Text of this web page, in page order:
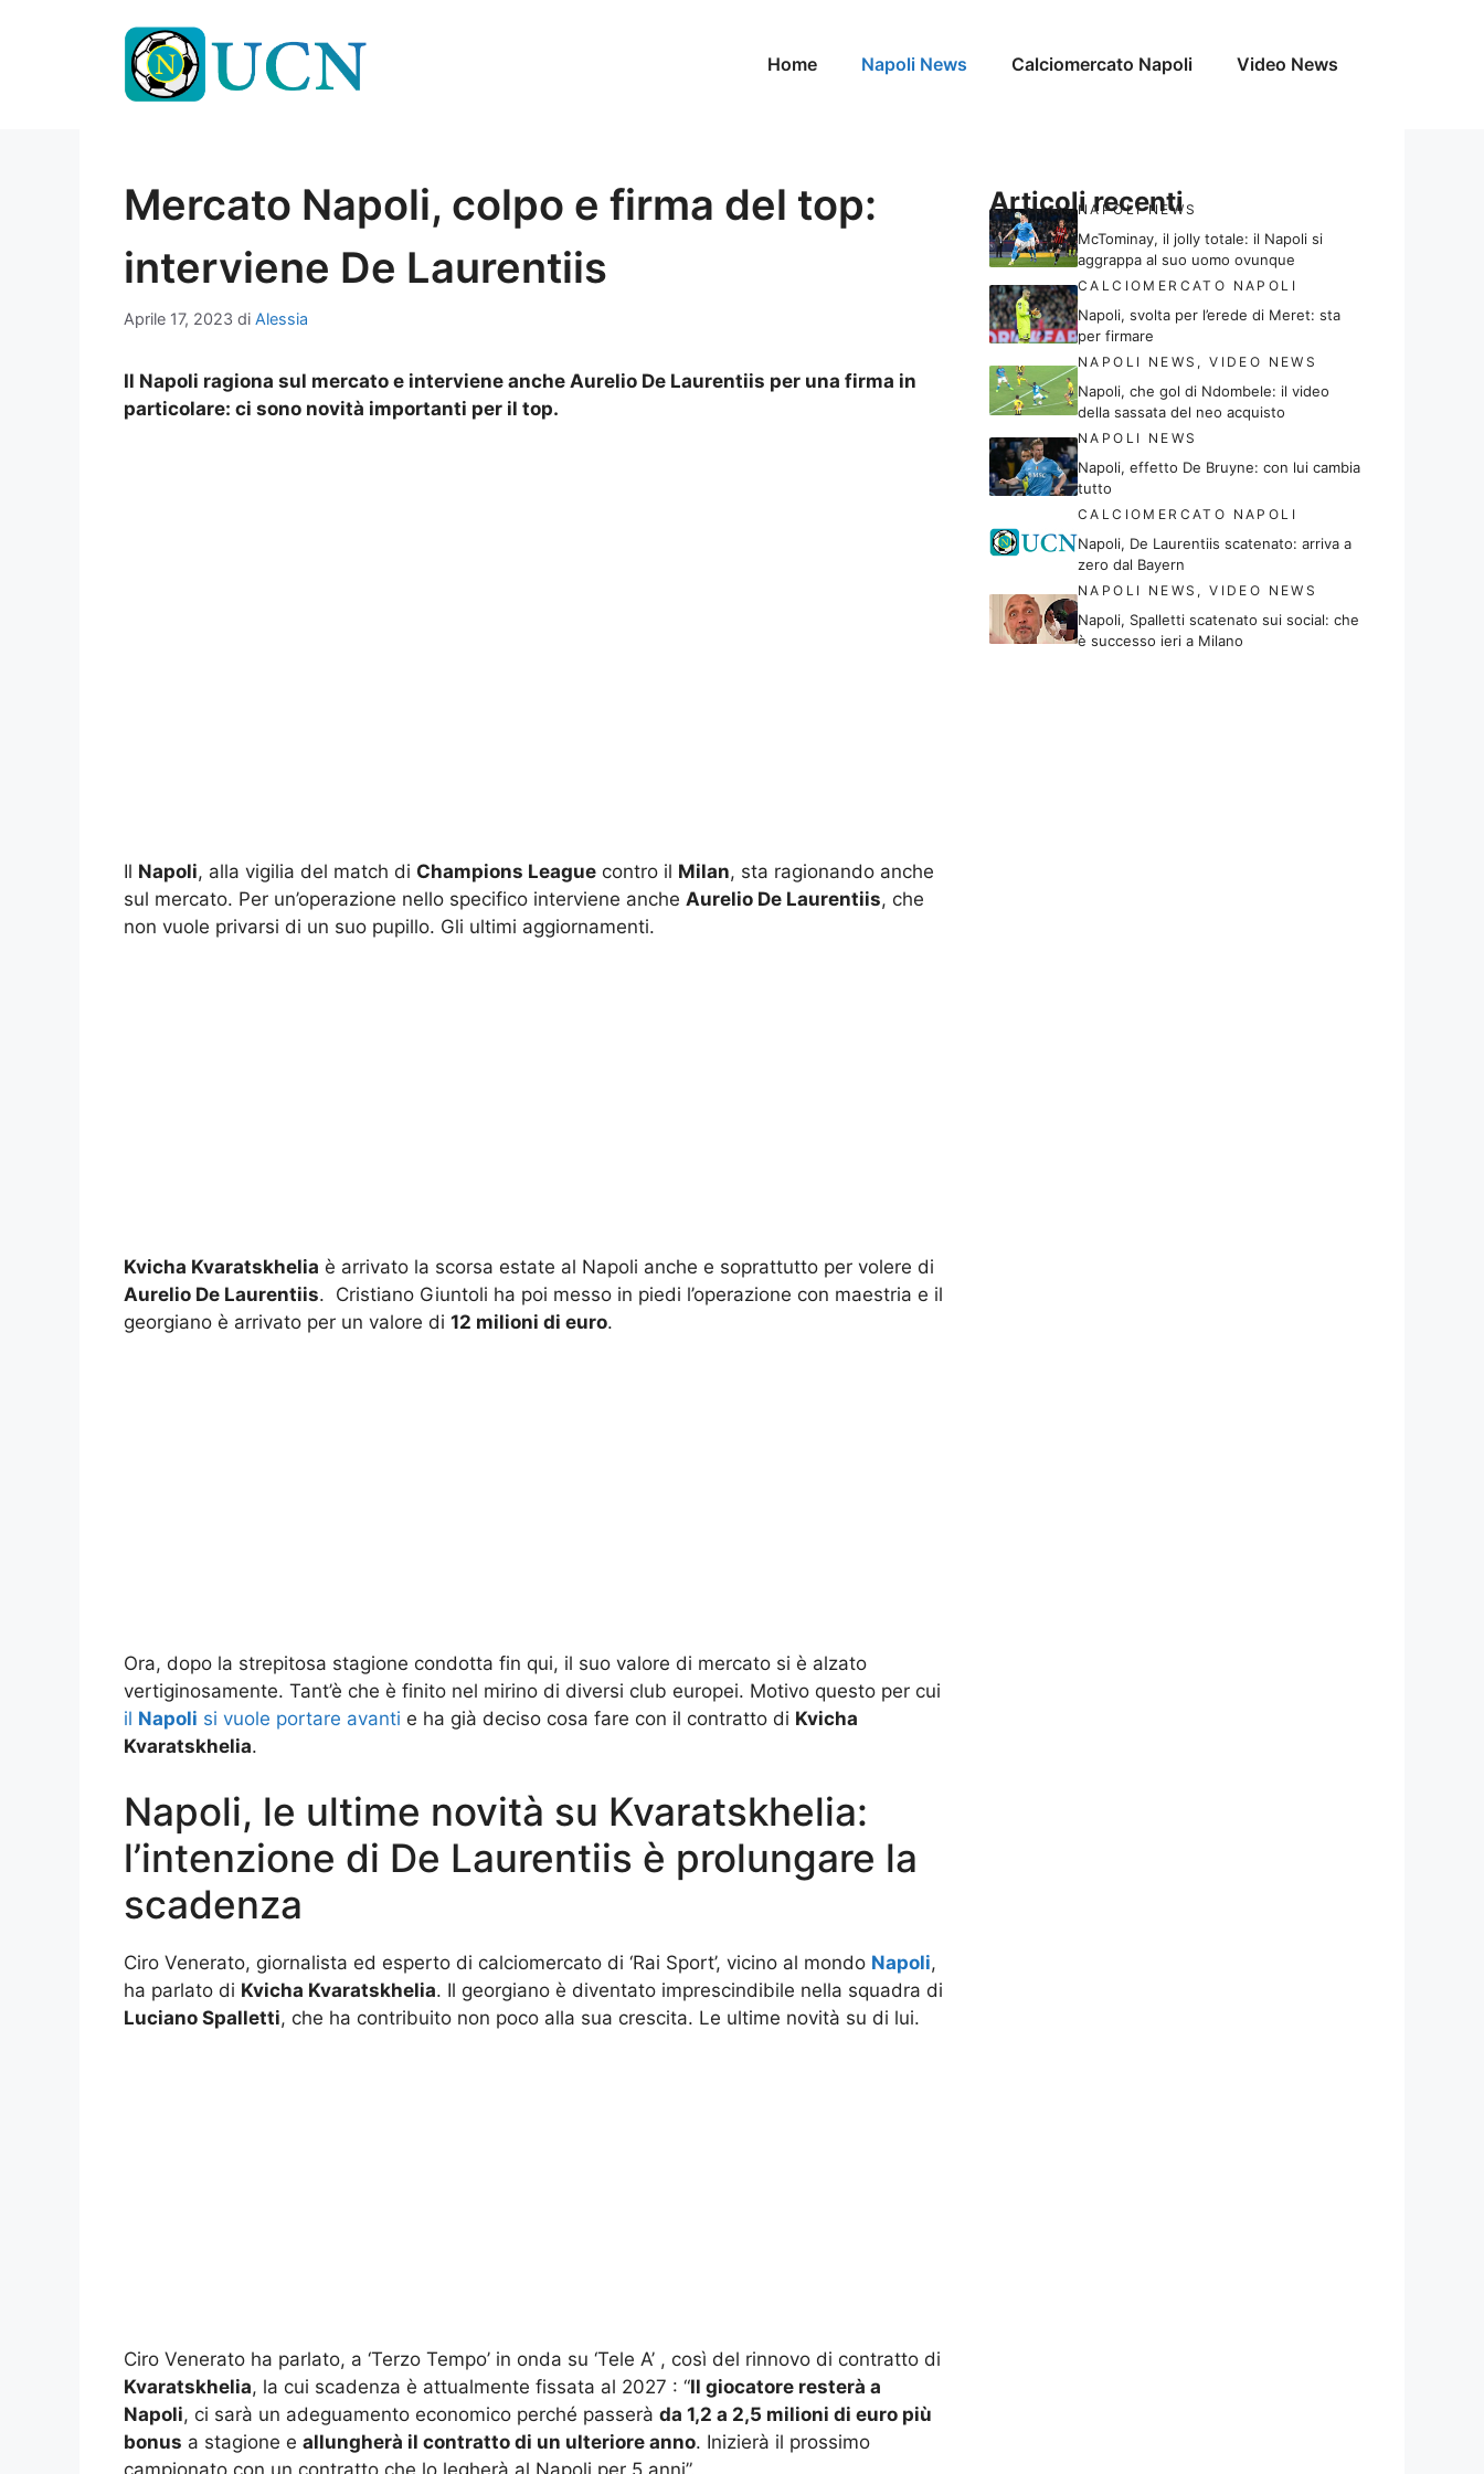
Home Napoli News Calciomercato Napoli Video News
Mercato Napoli, colpo e firma del top:
interviene De Laurentiis
Aprile 17, 2023 di Alessia
Il Napoli ragiona sul mercato e interviene anche Aurelio De Laurentiis per una firma in
particolare: ci sono novità importanti per il top.
Il Napoli, alla vigilia del match di Champions League contro il Milan, sta ragionando anche
sul mercato. Per un’operazione nello specifico interviene anche Aurelio De Laurentiis, che
non vuole privarsi di un suo pupillo. Gli ultimi aggiornamenti.
Kvicha Kvaratskhelia è arrivato la scorsa estate al Napoli anche e soprattutto per volere di
Aurelio De Laurentiis. Cristiano Giuntoli ha poi messo in piedi l’operazione con maestria e il
georgiano è arrivato per un valore di 12 milioni di euro.
Ora, dopo la strepitosa stagione condotta fin qui, il suo valore di mercato si è alzato
vertiginosamente. Tant’è che è finito nel mirino di diversi club europei. Motivo questo per cui
il Napoli si vuole portare avanti e ha già deciso cosa fare con il contratto di Kvicha
Kvaratskhelia.
Napoli, le ultime novità su Kvaratskhelia:
l’intenzione di De Laurentiis è prolungare la
scadenza
Ciro Venerato, giornalista ed esperto di calciomercato di ‘Rai Sport’, vicino al mondo Napoli,
ha parlato di Kvicha Kvaratskhelia. Il georgiano è diventato imprescindibile nella squadra di
Luciano Spalletti, che ha contribuito non poco alla sua crescita. Le ultime novità su di lui.
Ciro Venerato ha parlato, a ‘Terzo Tempo’ in onda su ‘Tele A’ , così del rinnovo di contratto di
Kvaratskhelia, la cui scadenza è attualmente fissata al 2027 : “Il giocatore resterà a
Napoli, ci sarà un adeguamento economico perché passerà da 1,2 a 2,5 milioni di euro più
bonus a stagione e allungherà il contratto di un ulteriore anno. Inizierà il prossimo
campionato con un contratto che lo legherà al Napoli per 5 anni”.
Articoli recenti
NAPOLI NEWS
McTominay, il jolly totale: il Napoli si
aggrappa al suo uomo ovunque
CALCIOMERCATO NAPOLI
Napoli, svolta per l’erede di Meret: sta
per firmare
NAPOLI NEWS ,VIDEO NEWS
Napoli, che gol di Ndombele: il video
della sassata del neo acquisto
NAPOLI NEWS
Napoli, effetto De Bruyne: con lui cambia
tutto
CALCIOMERCATO NAPOLI
Napoli, De Laurentiis scatenato: arriva a
zero dal Bayern
NAPOLI NEWS ,VIDEO NEWS
Napoli, Spalletti scatenato sui social: che
è successo ieri a Milano